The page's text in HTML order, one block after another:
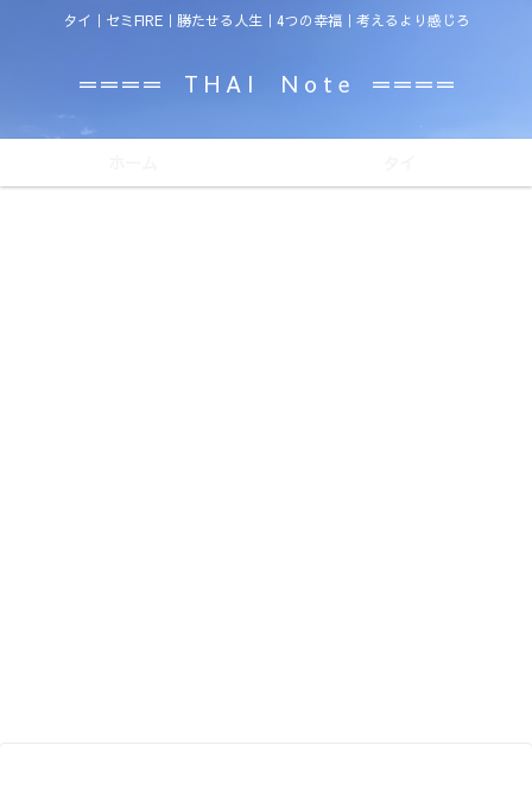
タイ｜セミFIRE｜勝たせる人生｜4つの幸福｜考えるより感じろ
＝＝＝＝ T H A I N o t e ＝＝＝＝